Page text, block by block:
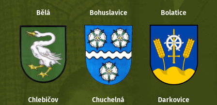
Bělá Bohuslavice Bolatice
Chlebičov Chuchelná Darkovice